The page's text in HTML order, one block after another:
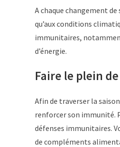
A chaque changement
qu’aux conditions
immunitaires,
d’énergie.
Faire le plein
Afin de traverser la
renforcer son immunité.
défenses immunitaires.
de compléments